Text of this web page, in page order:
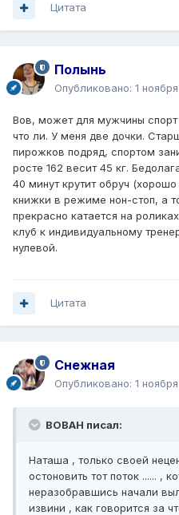
Цитата
Полынь
Опубликовано: 1
Вов, может для мужчины спорт
что ли. У меня две дочки.
пирожков подряд, спортом
росте 162 весит 45 кг.
40 минут крутит обруч
книжки в режиме нон-стоп, а
прекрасно катается на
клуб к индивидуальному
нулевой.
Цитата
Снежная
Опубликовано: 1
BOBAH писал:
Наташа , только своей
остоновить тот поток ...... ,
неразобравшись начали
извини , как говорится за